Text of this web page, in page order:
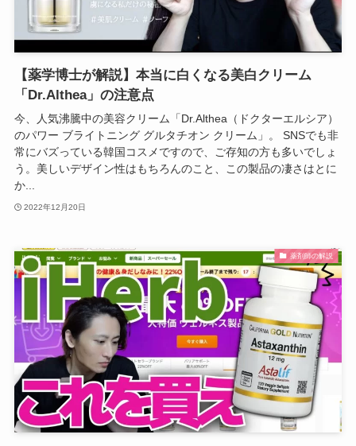
【薬学博士が解説】本当に白くなる美白クリーム
「Dr.Althea」の注意点
今、人気沸騰中の美容クリーム「Dr.Althea（ドクターエルシア）
のパワー ブライトニング グルタチオン クリーム」。 SNSでも非
常にバズっている韓国コスメですので、ご存知の方も多いでしょ
う。美しいデザイン性はもちろんのこと、この製品の凄さはとに
か...
2022年12月20日
薬剤師の解説